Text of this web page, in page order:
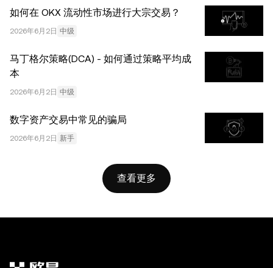
OKX，经许可使用。”允许的摘录必须引用文章名称并包含
出处，例如“文章名称，[作者姓名 (如适用)]，© 2025
成。不允许对本文进行衍生作品或其他用途。
如何在 OKX 流动性市场进行大宗交易？
2026年6月2日 中级
马丁格尔策略(DCA) - 如何通过策略平均成
本
2026年6月2日 中级
数字资产交易中常见的骗局
2026年6月2日 新手
查看更多